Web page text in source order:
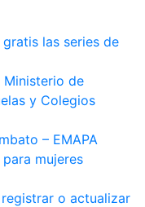
las series de
Ministerio de
y Colegios
– EMAPA
mujeres
registrar o actualizar